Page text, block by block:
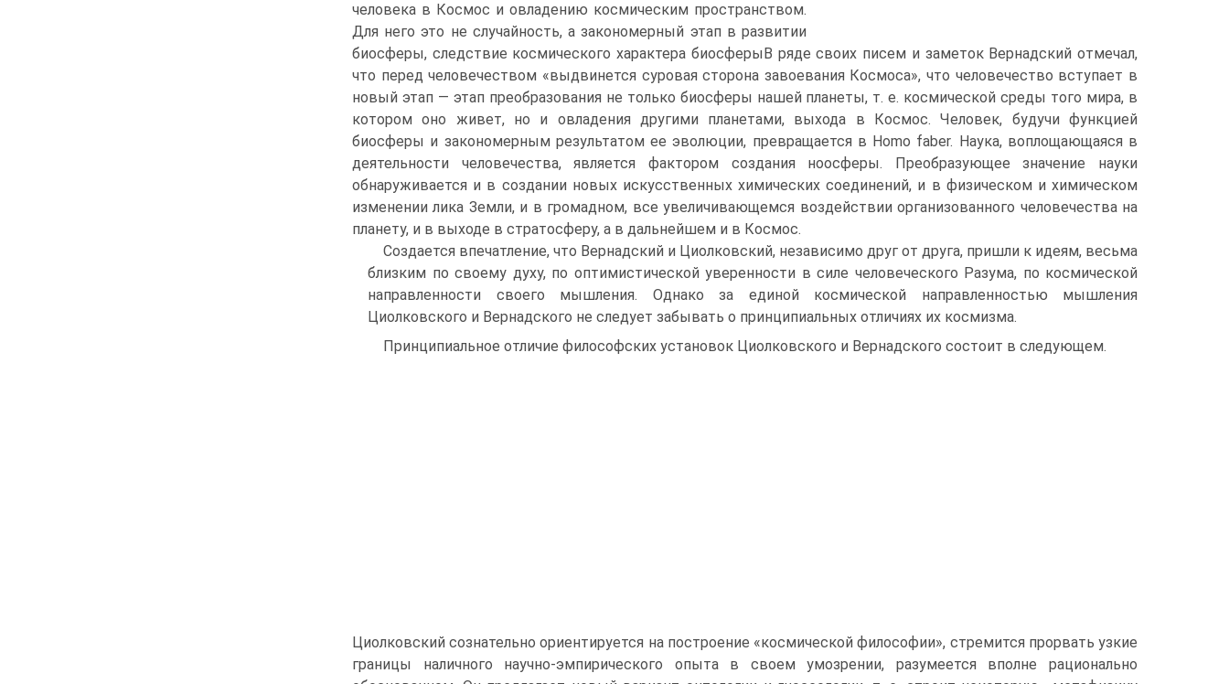
человека в Космос и овладению космическим пространством.
Для него это не случайность, а закономерный этап в развитии
биосферы, следствие космического характера биосферыВ ряде своих писем и заметок Вернадский отмечал,
что перед человечеством «выдвинется суровая сторона завоевания Космоса», что человечество вступает в
новый этап — этап преобразования не только биосферы нашей планеты, т. е. космической среды того мира, в
котором оно живет, но и овладения другими планетами, выхода в Космос. Человек, будучи функцией
биосферы и закономерным результатом ее эволюции, превращается в Homo faber. Наука, воплощающаяся в
деятельности человечества, является фактором создания ноосферы. Преобразующее значение науки
обнаруживается и в создании новых искусственных химических соединений, и в физическом и химическом
изменении лика Земли, и в громадном, все увеличивающемся воздействии организованного человечества на
планету, и в выходе в стратосферу, а в дальнейшем и в Космос.
Создается впечатление, что Вернадский и Циолковский, независимо друг от друга, пришли к идеям, весьма
близким по своему духу, по оптимистической уверенности в силе человеческого Разума, по космической
направленности своего мышления. Однако за единой космической направленностью мышления
Циолковского и Вернадского не следует забывать о принципиальных отличиях их космизма.
Принципиальное отличие философских установок Циолковского и Вернадского состоит в следующем.
Циолковский сознательно ориентируется на построение «космической философии», стремится прорвать узкие
границы наличного научно-эмпирического опыта в своем умозрении, разумеется вполне рационально